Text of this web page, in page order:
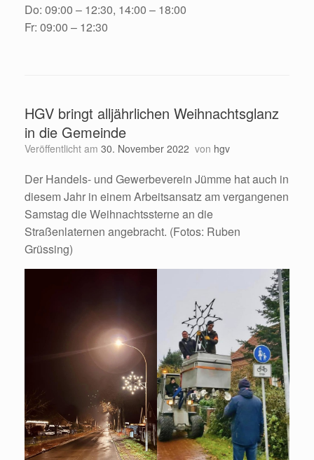
Do: 09:00 – 12:30, 14:00 – 18:00
Fr: 09:00 – 12:30
HGV bringt alljährlichen Weihnachtsglanz
in die Gemeinde
Veröffentlicht am 30. November 2022 von hgv
Der Handels- und Gewerbeverein Jümme hat auch in
diesem Jahr in einem Arbeitsansatz am vergangenen
Samstag die Weihnachtssterne an die
Straßenlaternen angebracht. (Fotos: Ruben
Grüssing)